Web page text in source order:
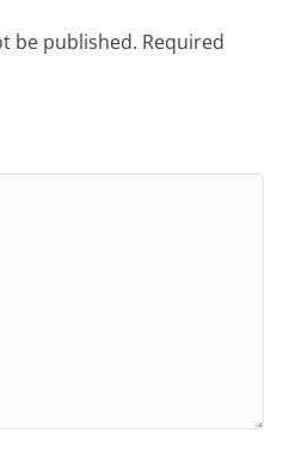
be published. Required